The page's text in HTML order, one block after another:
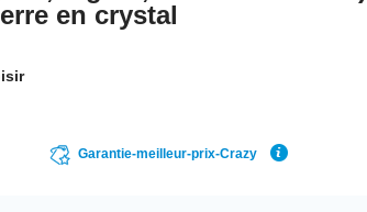
en crystal
Garantie-meilleur-prix-Crazy